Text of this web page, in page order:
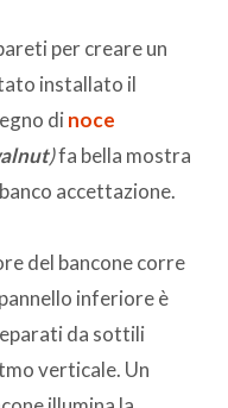
per creare un
installato il
di noce
)fa bella mostra
accettazione.
del bancone corre
inferiore è
da sottili
verticale. Un